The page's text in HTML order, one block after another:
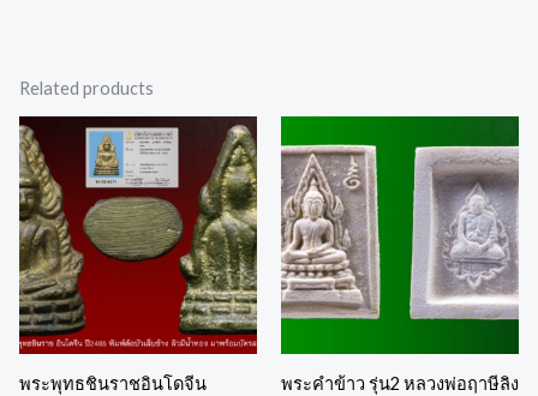
Related products
พระพุทธชินราชอินโดจีน
พระคำข้าว รุ่น2 หลวงพ่อฤาษีลิง